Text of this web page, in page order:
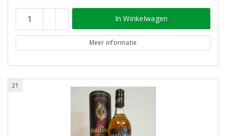
In Winkelwagen
Meer informatie
21